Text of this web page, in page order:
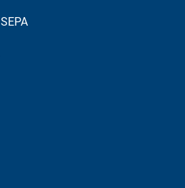
التفاصيل المصرفية و SEPA